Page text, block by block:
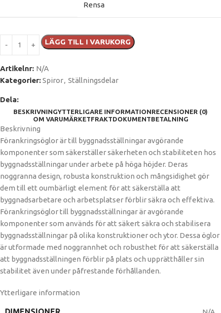
Rensa
LÄGG TILL I VARUKORG
Artikelnr: N/A
Kategorier:Spiror, Ställningsdelar
Dela:
BESKRIVNINGYTTERLIGARE INFORMATIONRECENSIONER (0)
OM VARUMÄRKETFRAKTDOKUMENTBETALNING
Beskrivning
Förankringsöglor är till byggnadsställningar avgörande
komponenter som säkerställer säkerheten och stabiliteten hos
byggnadsställningar under arbete på höga höjder. Deras
noggranna design, robusta konstruktion och mångsidighet gör
dem till ett oumbärligt element för att säkerställa att
byggnadsarbetare och arbetsplatser förblir säkra och effektiva.
Förankringsöglor till byggnadsställningar är avgörande
komponenter som används för att säkert säkra och stabilisera
byggnadsställningar på olika konstruktioner och ytor. Dessa öglor
är utformade med noggrannhet och robusthet för att säkerställa
att byggnadsställningen förblir på plats och upprätthåller sin
stabilitet även under påfrestande förhållanden.
Ytterligare information